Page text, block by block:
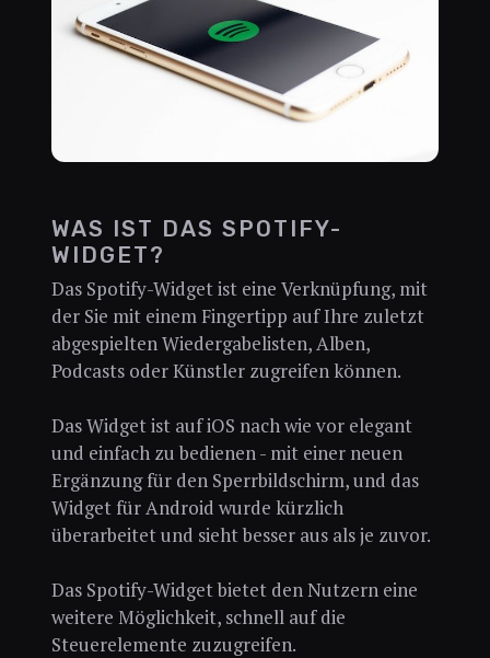
WAS IST DAS SPOTIFY-
WIDGET?
Das Spotify-Widget ist eine Verknüpfung, mit
der Sie mit einem Fingertipp auf Ihre zuletzt
abgespielten Wiedergabelisten, Alben,
Podcasts oder Künstler zugreifen können.
Das Widget ist auf iOS nach wie vor elegant
und einfach zu bedienen - mit einer neuen
Ergänzung für den Sperrbildschirm, und das
Widget für Android wurde kürzlich
überarbeitet und sieht besser aus als je zuvor.
Das Spotify-Widget bietet den Nutzern eine
weitere Möglichkeit, schnell auf die
Steuerelemente zuzugreifen.